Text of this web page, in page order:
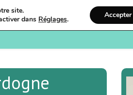
Bienvenue Ostéopathie
site.
dans Réglages. Accepter